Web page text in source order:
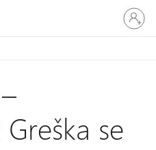
Prijavite
se
na
Greška se